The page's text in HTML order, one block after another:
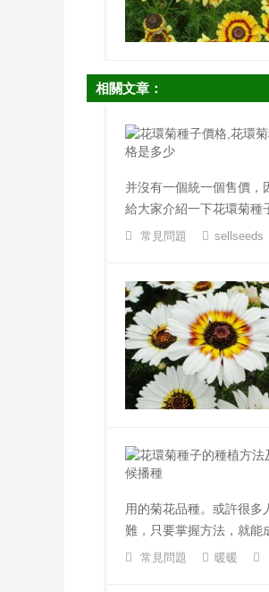
相關文章：
并沒有一個統一個售價，
給大家介紹一下花環菊種
常見問題 sellseeds
用的菊花品種。或許很
難，只要掌握方法，就能
常見問題 暖暖